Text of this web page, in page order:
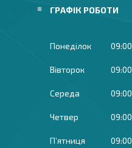
ГРАФІК РОБОТИ
Понеділок 09:00
Вівторок 09:00
Середа 09:00
Четвер 09:00
Пʼятниця 09:00